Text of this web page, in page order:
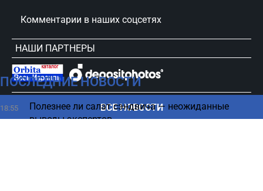
ПОСЛЕДНИЕ НОВОСТИ
18:55
Полезнее ли салат сэндвича — неожиданные
выводы экспертов
ВСЕ НОВОСТИ
Комментарии в наших соцсетях
НАШИ ПАРТНЕРЫ
сursorinfo.co.il © Все права защищены